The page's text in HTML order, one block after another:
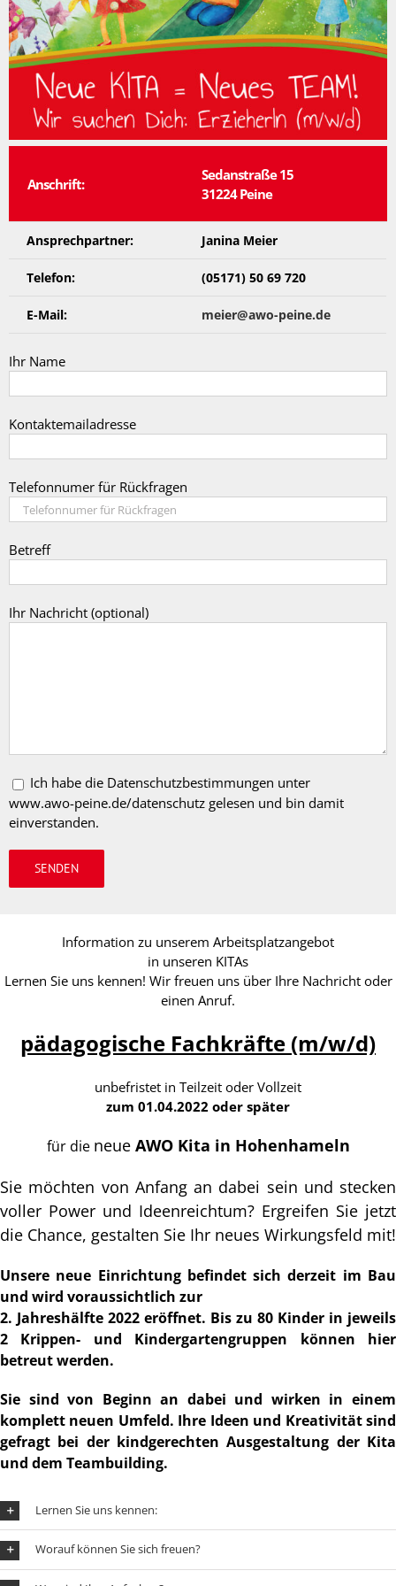
Anschrift:
Sedanstraße 15
31224 Peine
Ansprechpartner: Janina Meier
Telefon: (05171) 50 69 720
E-Mail: meier@awo-peine.de
Ihr Name
Kontaktemailadresse
Telefonnumer für Rückfragen
Betreff
Ihr Nachricht (optional)
Ich habe die Datenschutzbestimmungen unter
www.awo-peine.de/datenschutz gelesen und bin damit
einverstanden.
Information zu unserem Arbeitsplatzangebot
in unseren KITAs
Lernen Sie uns kennen! Wir freuen uns über Ihre Nachricht oder
einen Anruf.
pädagogische Fachkräfte (m/w/d)
unbefristet in Teilzeit oder Vollzeit
zum 01.04.2022 oder später
für die neue AWO Kita in Hohenhameln
Sie möchten von Anfang an dabei sein und stecken
voller Power und Ideenreichtum? Ergreifen Sie jetzt
die Chance, gestalten Sie Ihr neues Wirkungsfeld mit!
Unsere neue Einrichtung befindet sich derzeit im Bau
und wird voraussichtlich zur
2. Jahreshälfte 2022 eröffnet. Bis zu 80 Kinder in jeweils
2 Krippen- und Kindergartengruppen können hier
betreut werden.
Sie sind von Beginn an dabei und wirken in einem
komplett neuen Umfeld. Ihre Ideen und Kreativität sind
gefragt bei der kindgerechten Ausgestaltung der Kita
und dem Teambuilding.
Lernen Sie uns kennen:
Worauf können Sie sich freuen?